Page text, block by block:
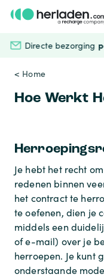
Directe bezorging
< Home
Hoe Werkt
Je hebt het recht
redenen binnen
het contract te
te oefenen, dien je
middels een
of e-mail) over je
herroepen. Je kunt
onderstaande